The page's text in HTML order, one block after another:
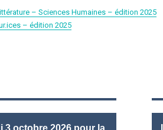
– Sciences Humaines – édition 2025
– édition 2025
3 octobre 2026 pour la